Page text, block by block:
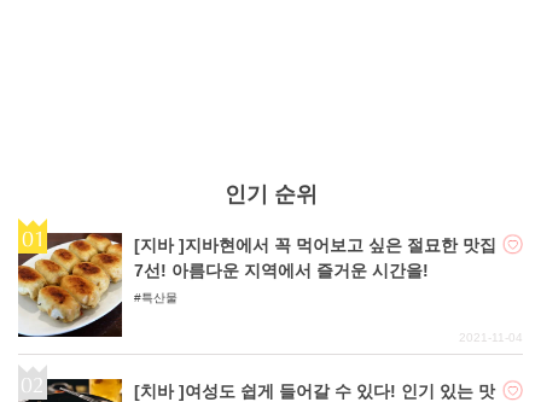
인기 순위
[지바 ]지바현에서 꼭 먹어보고 싶은 절묘한 맛집
7선! 아름다운 지역에서 즐거운 시간을!
특산물
2021-11-04
[치바 ]여성도 쉽게 들어갈 수 있다! 인기 있는 맛